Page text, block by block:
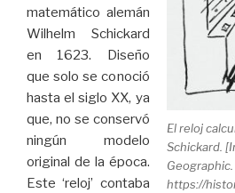
El reloj
Schickard.
https://
matemático alemán
Wilhelm Schickard
en 1623. Diseño
que solo se conoció
hasta el siglo XX, ya
que, no se conservó
ningún modelo
original de la época.
Este ‘reloj’ contaba